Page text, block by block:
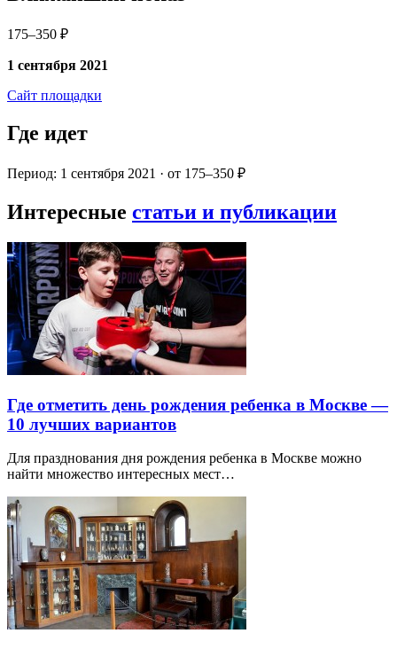
175–350 ₽
1 сентября 2021
Сайт площадки
Где идет
Период: 1 сентября 2021 · от 175–350 ₽
Интересные статьи и публикации
Где отметить день рождения ребенка в Москве —
10 лучших вариантов
Для празднования дня рождения ребенка в Москве можно
найти множество интересных мест…